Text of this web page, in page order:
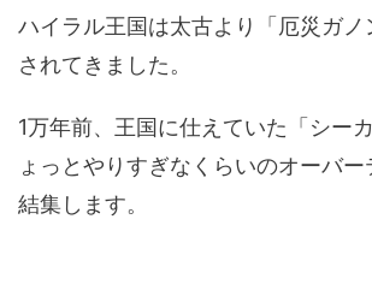
ハイラル王国は太古より「厄災ガノ
されてきました。
1万年前、王国に仕えていた「シー
ょっとやりすぎなくらいのオーバ
結集します。